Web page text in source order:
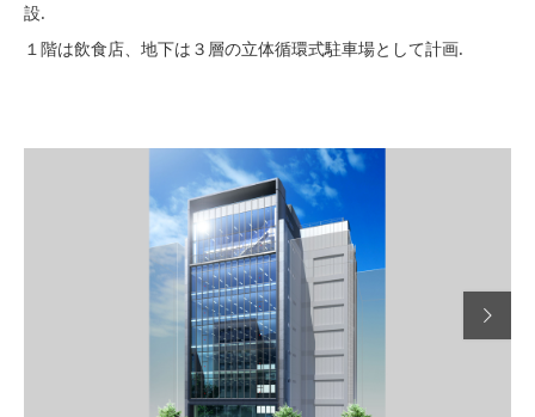
設.
１階は飲食店、地下は３層の立体循環式駐車場として計画.
